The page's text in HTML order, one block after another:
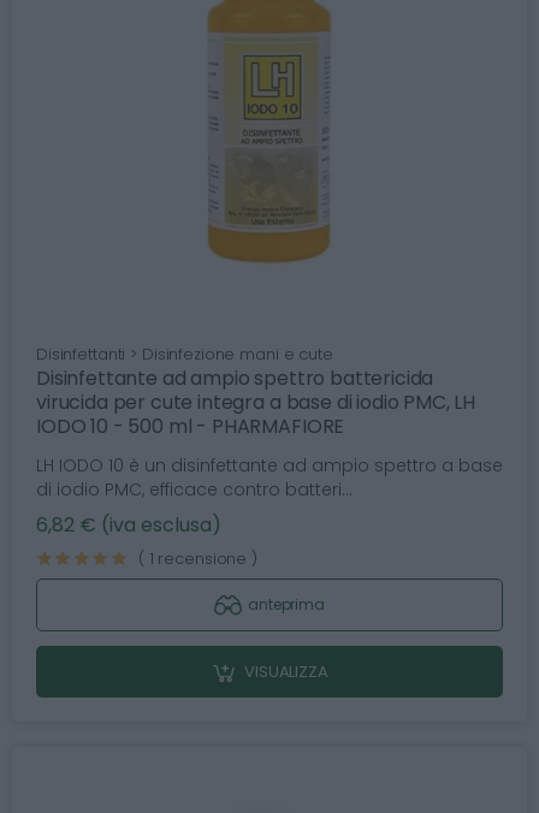
Disinfettanti > Disinfezione mani e cute
Disinfettante ad ampio spettro battericida
virucida per cute integra a base di iodio PMC, LH
IODO 10 - 500 ml - PHARMAFIORE
LH IODO 10 è un disinfettante ad ampio spettro a base
di iodio PMC, efficace contro batteri...
6,82 € (iva esclusa)
( 1 recensione )
anteprima
VISUALIZZA